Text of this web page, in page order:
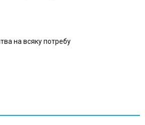
на всяку потребу